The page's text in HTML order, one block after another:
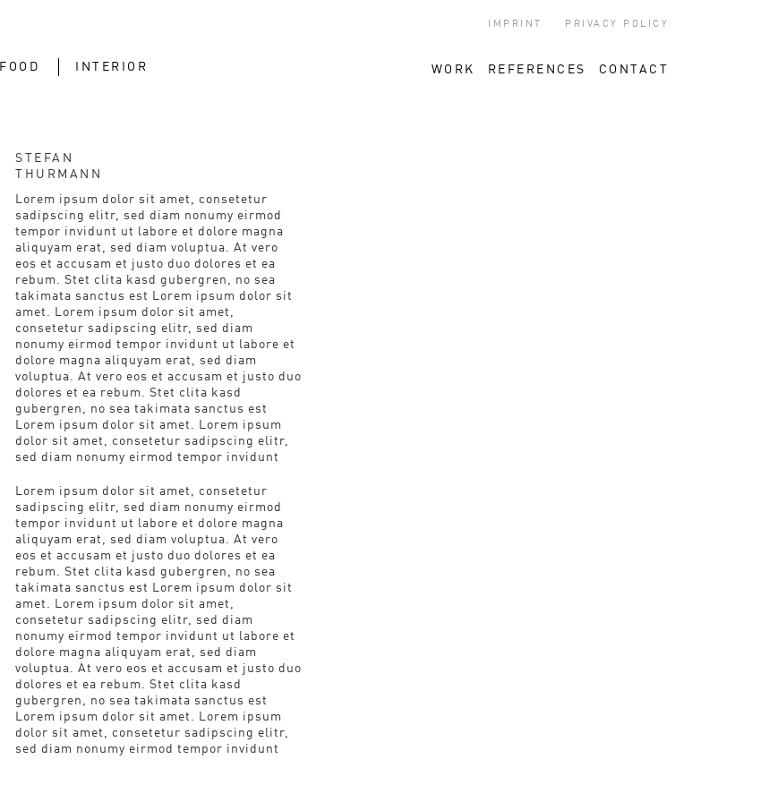
IMPRINT PRIVACY POLICY
FOOD INTERIOR WORK REFERENCES CONTACT
STEFAN
THURMANN
Lorem ipsum dolor sit amet, consetetur
sadipscing elitr, sed diam nonumy eirmod
tempor invidunt ut labore et dolore magna
aliquyam erat, sed diam voluptua. At vero
eos et accusam et justo duo dolores et ea
rebum. Stet clita kasd gubergren, no sea
takimata sanctus est Lorem ipsum dolor sit
amet. Lorem ipsum dolor sit amet,
consetetur sadipscing elitr, sed diam
nonumy eirmod tempor invidunt ut labore et
dolore magna aliquyam erat, sed diam
voluptua. At vero eos et accusam et justo duo
dolores et ea rebum. Stet clita kasd
gubergren, no sea takimata sanctus est
Lorem ipsum dolor sit amet. Lorem ipsum
dolor sit amet, consetetur sadipscing elitr,
sed diam nonumy eirmod tempor invidunt
Lorem ipsum dolor sit amet, consetetur
sadipscing elitr, sed diam nonumy eirmod
tempor invidunt ut labore et dolore magna
aliquyam erat, sed diam voluptua. At vero
eos et accusam et justo duo dolores et ea
rebum. Stet clita kasd gubergren, no sea
takimata sanctus est Lorem ipsum dolor sit
amet. Lorem ipsum dolor sit amet,
consetetur sadipscing elitr, sed diam
nonumy eirmod tempor invidunt ut labore et
dolore magna aliquyam erat, sed diam
voluptua. At vero eos et accusam et justo duo
dolores et ea rebum. Stet clita kasd
gubergren, no sea takimata sanctus est
Lorem ipsum dolor sit amet. Lorem ipsum
dolor sit amet, consetetur sadipscing elitr,
sed diam nonumy eirmod tempor invidunt